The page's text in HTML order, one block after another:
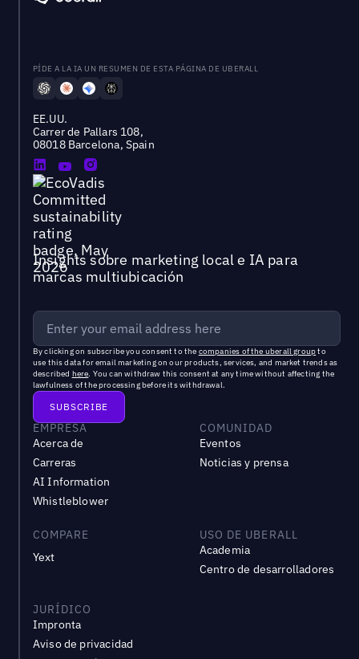
PÍDE A LA IA UN RESUMEN DE ESTA PÁGINA DE UBERALL
EE.UU.
Carrer de Pallars 108,
08018 Barcelona, Spain
Insights sobre marketing local e IA para
marcas multiubicación
By clicking on subscribe you consent to the companies of the uberall groupto
use this data for email marketing on our products, services, and market trends as
described here. You can withdraw this consent at any time without affecting the
lawfulness of the processing before its withdrawal.
EMPRESA
Acerca de
Carreras
AI Information
Whistleblower
COMUNIDAD
Eventos
Noticias y prensa
COMPARE
Yext
USO DE UBERALL
Academia
Centro de desarrolladores
JURÍDICO
Impronta
Aviso de privacidad